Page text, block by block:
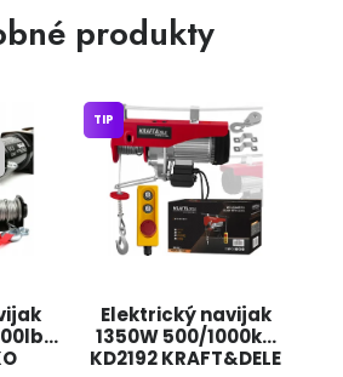
produkty
Elektrický navijak
1350W 500/1000kg
KD2192 KRAFT&DELE
TIP